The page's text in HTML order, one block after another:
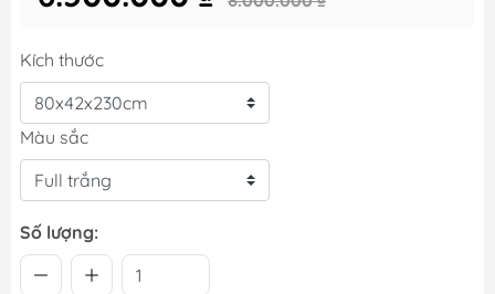
Kích thước
Màu sắc
Số lượng: